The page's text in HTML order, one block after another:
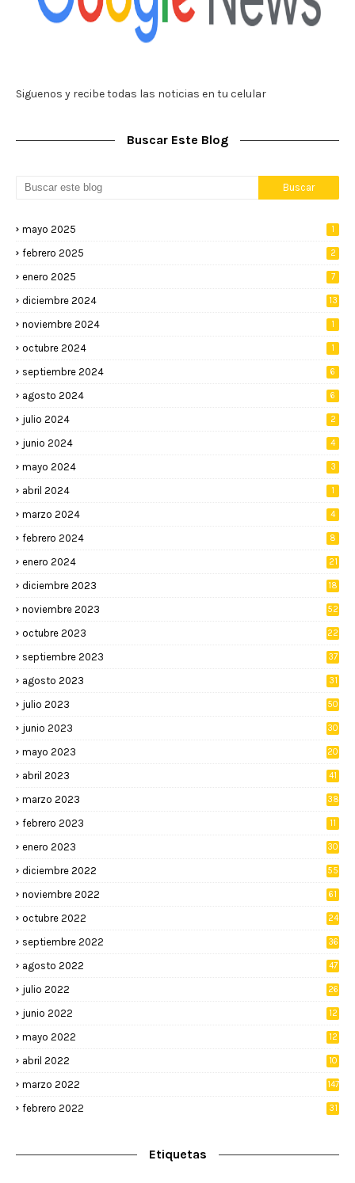
Siguenos y recibe todas las noticias en tu celular
Buscar Este Blog
mayo 2025 1
febrero 2025 2
enero 2025 7
diciembre 2024 13
noviembre 2024 1
octubre 2024 1
septiembre 2024 6
agosto 2024 6
julio 2024 2
junio 2024 4
mayo 2024 3
abril 2024 1
marzo 2024 4
febrero 2024 8
enero 2024 21
diciembre 2023 18
noviembre 2023 52
octubre 2023 22
septiembre 2023 37
agosto 2023 31
julio 2023 50
junio 2023 30
mayo 2023 20
abril 2023 41
marzo 2023 38
febrero 2023 11
enero 2023 30
diciembre 2022 55
noviembre 2022 61
octubre 2022 24
septiembre 2022 36
agosto 2022 47
julio 2022 26
junio 2022
12
mayo 2022
12
abril 2022
10
marzo 2022 147
febrero 2022 31
Etiquetas